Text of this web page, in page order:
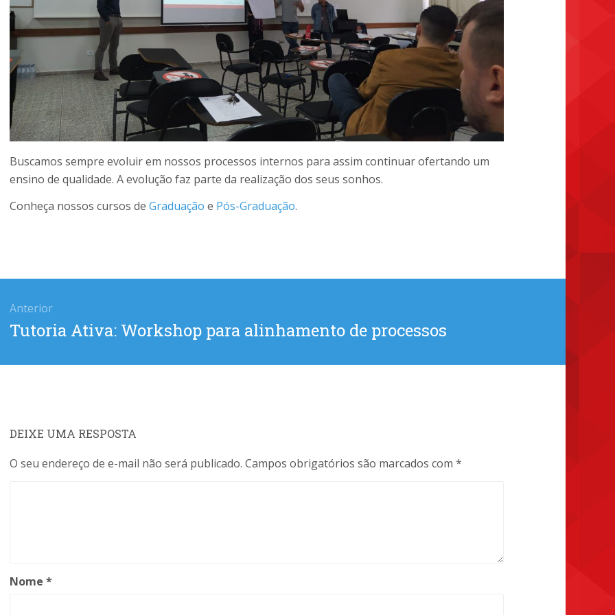
Buscamos sempre evoluir em nossos processos internos para assim continuar ofertando um
ensino de qualidade. A evolução faz parte da realização dos seus sonhos.
Conheça nossos cursos de Graduação e Pós-Graduação.
Anterior
Post
Tutoria Ativa: Workshop para alinhamento de processos
DEIXE UMA RESPOSTA
O seu endereço de e-mail não será publicado. Campos obrigatórios são marcados com *
Nome *